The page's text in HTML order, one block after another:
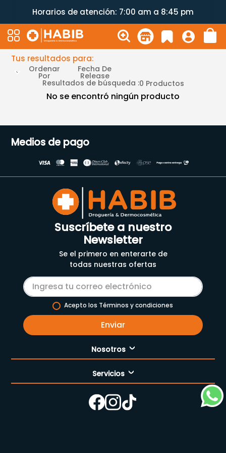
Horarios de atención: 7:00 am a 8:45 pm
Tus resultados para:
Ordenar
Por
Fecha De
Release
Resultados de búsqueda :0 Productos
No se encontró ningún producto
Medios de pago
Suscríbete a nuestro
Newsletter
Se el primero en enterarte de
todas nuestras ofertas
Acepto los Términos y condiciones
Enviar
Nosotros
Nuestra empresa
Cómo comprar
Nuestras tiendas
Servicios
Enfermería